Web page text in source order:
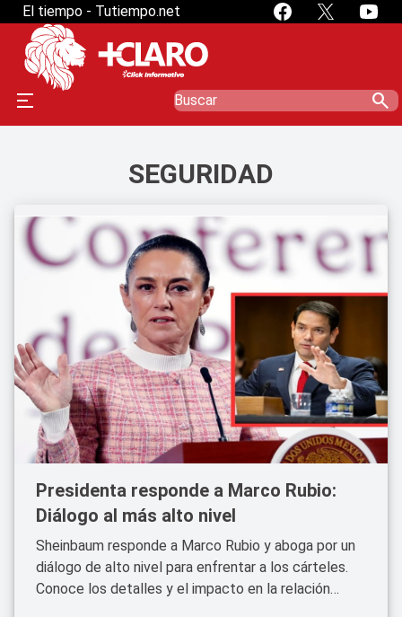
El tiempo - Tutiempo.net
search
SEGURIDAD
Presidenta responde a Marco Rubio:
Diálogo al más alto nivel
Sheinbaum responde a Marco Rubio y aboga por un
diálogo de alto nivel para enfrentar a los cárteles.
Conoce los detalles y el impacto en la relación